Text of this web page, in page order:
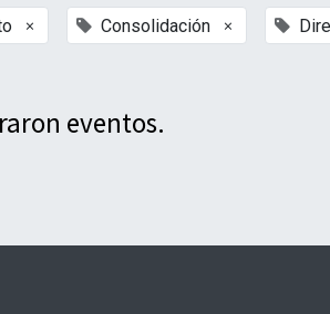
× Consolidación ×
eventos.